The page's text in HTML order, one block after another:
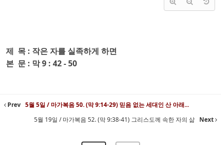
제 목 : 작은 자를 실족하게 하면
본 문 : 막 9 : 42 - 50
Prev 5월 5일 / 마가복음 50. (막 9:14-29) 믿음 없는 세대인 산 아래...
5월 19일 / 마가복음 52. (막 9:38-41) 그리스도께 속한 자의 삶 Next